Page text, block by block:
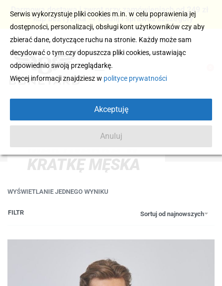
Darmowa dostawa i zwrot przy zamówieniach od 249 zł
– kup bez ryzyka → Kliknij i sprawdź szczegóły
MARYNARKA W
KRATKĘ MĘSKA
WYŚWIETLANIE JEDNEGO WYNIKU
Sortuj od najnowszych
FILTR
Serwis wykorzystuje pliki cookies m.in. w celu poprawienia jej
dostępności, personalizacji, obsługi kont użytkowników czy aby
zbierać dane, dotyczące ruchu na stronie. Każdy może sam
decydować o tym czy dopuszcza pliki cookies, ustawiając
odpowiednio swoją przeglądarkę.
Więcej informacji znajdziesz w polityce prywatności
Akceptuję
Anuluj